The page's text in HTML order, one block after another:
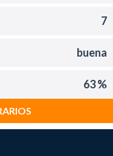
7
buena
63 %